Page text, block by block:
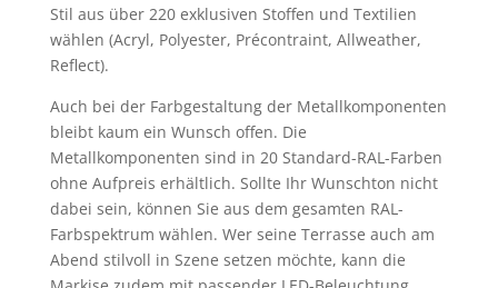
Stil aus über 220 exklusiven Stoffen und Textilien
wählen (Acryl, Polyester, Précontraint, Allweather,
Reflect).
Auch bei der Farbgestaltung der Metallkomponenten
bleibt kaum ein Wunsch offen. Die
Metallkomponenten sind in 20 Standard-RAL-Farben
ohne Aufpreis erhältlich. Sollte Ihr Wunschton nicht
dabei sein, können Sie aus dem gesamten RAL-
Farbspektrum wählen. Wer seine Terrasse auch am
Abend stilvoll in Szene setzen möchte, kann die